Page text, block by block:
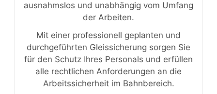
ausnahmslos und unabhängig vom Umfang
der Arbeiten.
Mit einer professionell geplanten und
durchgeführten Gleissicherung sorgen Sie
für den Schutz Ihres Personals und erfüllen
alle rechtlichen Anforderungen an die
Arbeitssicherheit im Bahnbereich.